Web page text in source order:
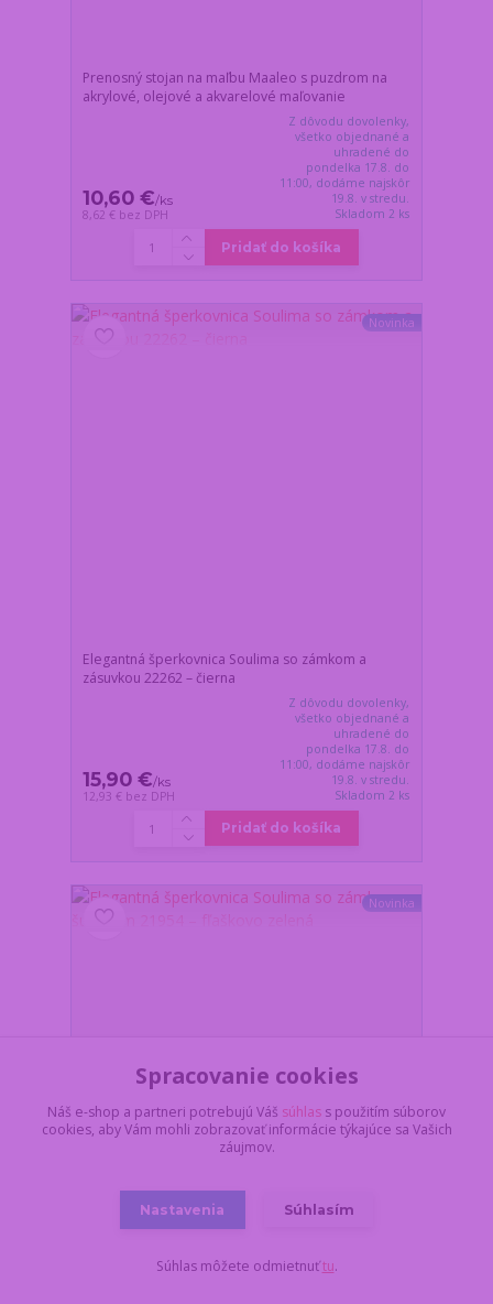
Prenosný stojan na maľbu Maaleo s puzdrom na
akrylové, olejové a akvarelové maľovanie
10,60 €/ks
8,62 € bez DPH
Z dôvodu dovolenky,
všetko objednané a
uhradené do
pondelka 17.8. do
11:00, dodáme najskôr
19.8. v stredu.
Skladom 2 ks
Pridať do košíka
Novinka
Elegantná šperkovnica Soulima so zámkom a
zásuvkou 22262 – čierna
15,90 €/ks
12,93 € bez DPH
Z dôvodu dovolenky,
všetko objednané a
uhradené do
pondelka 17.8. do
11:00, dodáme najskôr
19.8. v stredu.
Skladom 2 ks
Pridať do košíka
Novinka
šuplíkom 21954 – fľaškovo zelená
Spracovanie cookies
Náš e-shop a partneri potrebujú Váš súhlas s použitím súborov
cookies, aby Vám mohli zobrazovať informácie týkajúce sa Vašich
záujmov.
Nastavenia Súhlasím
Súhlas môžete odmietnuťtu.